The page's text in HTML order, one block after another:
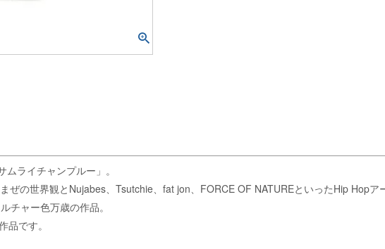
ライチャンプルー」。
の世界観とNujabes、Tsutchie、fat jon、FORCE OF NATUREといったHip Hopア
チャー色万歳の作品。
です。